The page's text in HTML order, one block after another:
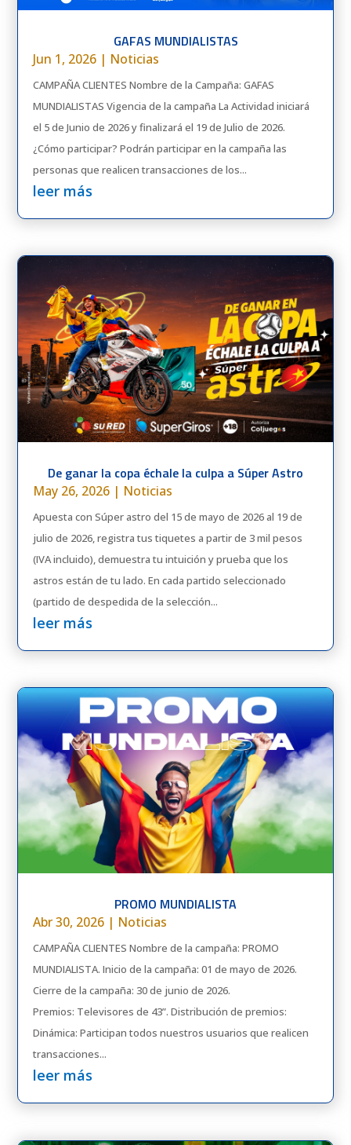
GAFAS MUNDIALISTAS
Jun 1, 2026 | Noticias
CAMPAÑA CLIENTES Nombre de la Campaña: GAFAS
MUNDIALISTAS Vigencia de la campaña La Actividad iniciará
el 5 de Junio de 2026 y finalizará el 19 de Julio de 2026.
¿Cómo participar? Podrán participar en la campaña las
personas que realicen transacciones de los...
leer más
De ganar la copa échale la culpa a Súper Astro
May 26, 2026 | Noticias
Apuesta con Súper astro del 15 de mayo de 2026 al 19 de
julio de 2026, registra tus tiquetes a partir de 3 mil pesos
(IVA incluido), demuestra tu intuición y prueba que los
astros están de tu lado. En cada partido seleccionado
(partido de despedida de la selección...
leer más
PROMO MUNDIALISTA
Abr 30, 2026 | Noticias
CAMPAÑA CLIENTES Nombre de la campaña: PROMO
MUNDIALISTA. Inicio de la campaña: 01 de mayo de 2026.
Cierre de la campaña: 30 de junio de 2026.
Premios: Televisores de 43”. Distribución de premios:
Dinámica: Participan todos nuestros usuarios que realicen
transacciones...
leer más